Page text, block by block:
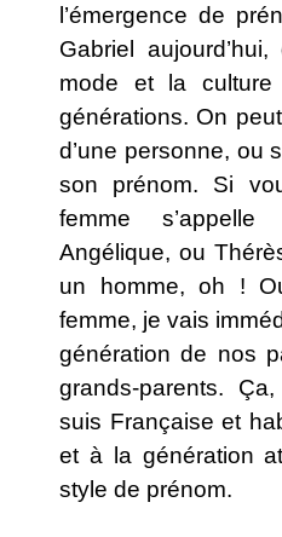
l’émergence de
Gabriel
mode et la
générations. On
d’une personne, ou
son prénom. Si
femme s’appelle
Angélique, ou
un homme, oh !
femme, je vais
génération de nos
grands-parents.
suis Française et
et à la génération
style de prénom.